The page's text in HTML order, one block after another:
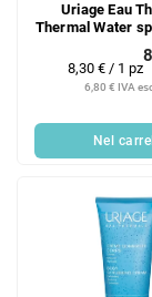
Uriage Eau
Thermal Water
all'acqua
6,80 € IVA
Prezzo
della
8,30 € / 1 pz
Nel